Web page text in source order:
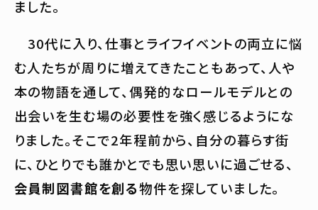
ました。
30代に入り、仕事とライフイベントの両立に悩
む人たちが周りに増えてきたこともあって、人や
本の物語を通して、偶発的なロールモデルとの
出会いを生む場の必要性を強く感じるようにな
りました。そこで2年程前から、自分の暮らす街
に、ひとりでも誰かとでも思い思いに過ごせる、
会員制図書館を創る物件を探していました。